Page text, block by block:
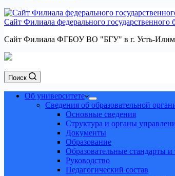
Сайт Филиала федерального
Сайт Филиала ФГБОУ ВО "БГУ" в г. Усть-
Поиск
Об университете
Сведения об образовательной
Основные сведения
Структура и органы
Документы
Образование
Образовательные стандарты и
Руководство
Педагогический состав